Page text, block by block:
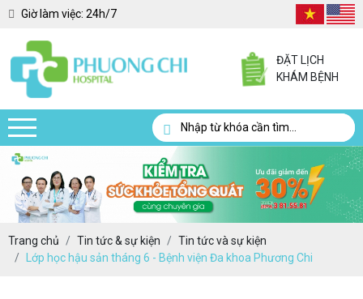
Giờ làm việc: 24h/7
ĐẶT LỊCH
KHÁM BỆNH
Trang chủ Tin tức & sự kiện
Tin tức và sự kiện
Lớp học hậu sản tháng 6 - Bệnh viện Đa khoa Phương Chi